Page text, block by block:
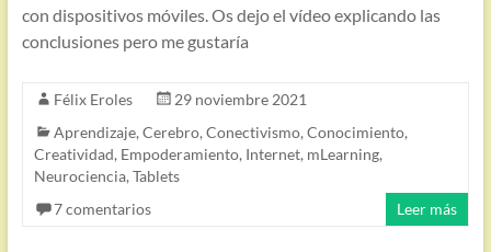
con dispositivos móviles. Os dejo el vídeo explicando las
conclusiones pero me gustaría
Félix Eroles
29 noviembre 2021
Aprendizaje, Cerebro, Conectivismo, Conocimiento,
Creatividad, Empoderamiento, Internet, mLearning,
Neurociencia, Tablets
7 comentarios
Leer más